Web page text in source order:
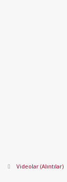
Videolar (Alıntılar)